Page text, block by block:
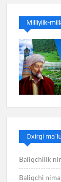
Milliylik-
Oxirgi
Baliqchilik
Baliqchi